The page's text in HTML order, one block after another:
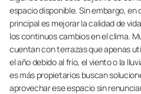
espacio disponible. Sin embargo, en
principal es mejorar la calidad de
los continuos cambios en el clima.
cuentan con terrazas que apenas
el año debido al frío, el viento o la
es más propietarios buscan
aprovechar ese espacio sin